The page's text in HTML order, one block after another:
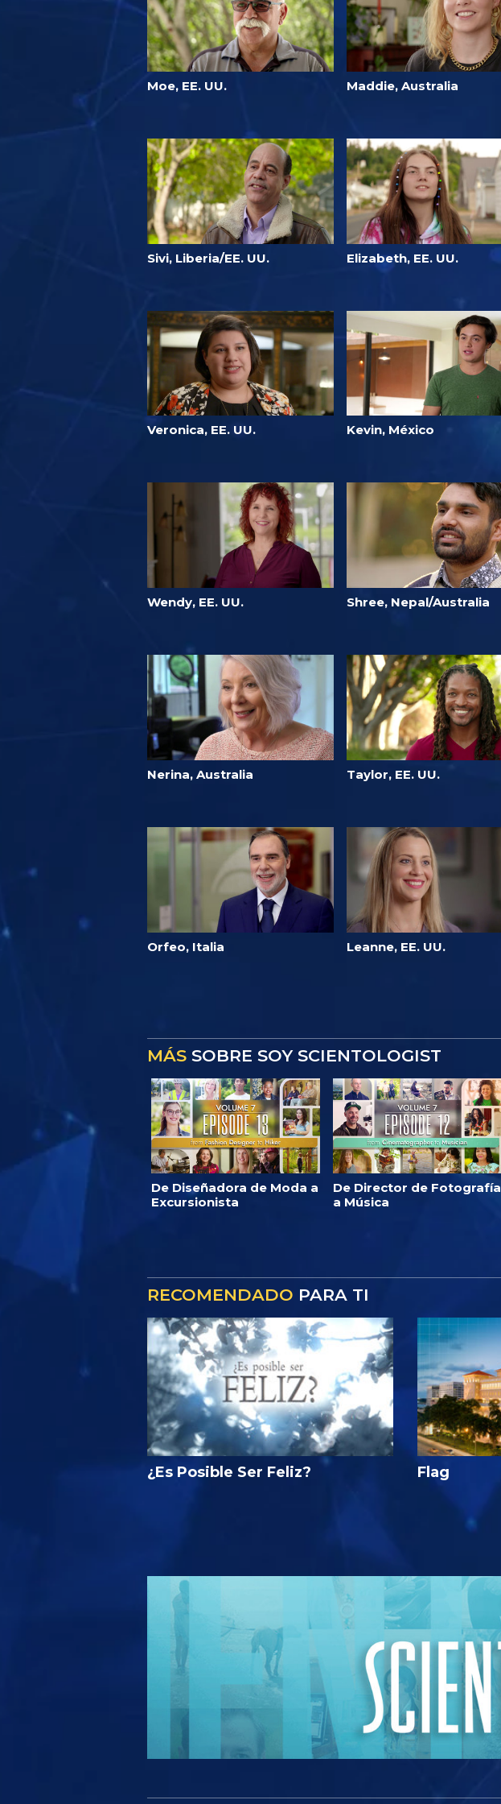
Moe, EE. UU. Maddie, Australia
Sivi, Liberia/EE. UU. Elizabeth, EE. UU.
Veronica, EE. UU. Kevin, México
Wendy, EE. UU. Shree, Nepal/Australia
Nerina, Australia Taylor, EE. UU.
Orfeo, Italia Leanne, EE. UU.
MÁS SOBRE SOY SCIENTOLOGIST
De Diseñadora de Moda a
Excursionista
De Director de Fotografía
a Música
RECOMENDADO PARA TI
¿Es Posible Ser Feliz? Flag